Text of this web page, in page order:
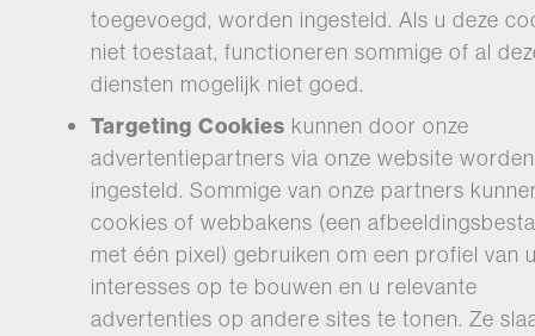
toegevoegd, worden ingesteld. Als u deze
niet toestaat, functioneren sommige of al
diensten mogelijk niet goed.
Targeting Cookies kunnen door onze
advertentiepartners via onze website worden
ingesteld. Sommige van onze partners
cookies of webbakens (een
met één pixel) gebruiken om een profiel van
interesses op te bouwen en u relevante
advertenties op andere sites te tonen. Ze